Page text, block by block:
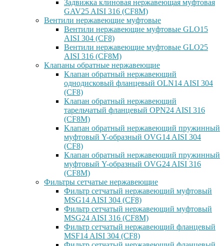
Задвижка клиновая нержавеющая муфтовая
GAV25 AISI 316 (CF8M)
Вентили нержавеющие муфтовые
Вентили нержавеющие муфтовые GLO15
AISI 304 (CF8)
Вентили нержавеющие муфтовые GLO25
AISI 316 (CF8M)
Клапаны обратные нержавеющие
Клапан обратный нержавеющий
однодисковый фланцевый OLN14 AISI 304
(CF8)
Клапан обратный нержавеющий
тарельчатый фланцевый OPN24 AISI 316
(CF8M)
Клапан обратный нержавеющий пружинный
муфтовый Y-образный OVG14 AISI 304
(CF8)
Клапан обратный нержавеющий пружинный
муфтовый Y-образный OVG24 AISI 316
(CF8М)
Фильтры сетчатые нержавеющие
Фильтр сетчатый нержавеющий муфтовый
MSG14 AISI 304 (CF8)
Фильтр сетчатый нержавеющий муфтовый
MSG24 AISI 316 (CF8M)
Фильтр сетчатый нержавеющий фланцевый
MSF14 AISI 304 (CF8)